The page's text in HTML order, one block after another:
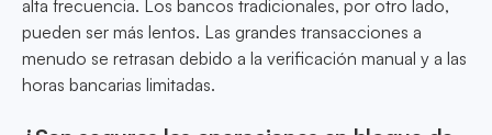
alta frecuencia. Los bancos tradicionales, por otro lado,
pueden ser más lentos. Las grandes transacciones a
menudo se retrasan debido a la verificación manual y a las
horas bancarias limitadas.